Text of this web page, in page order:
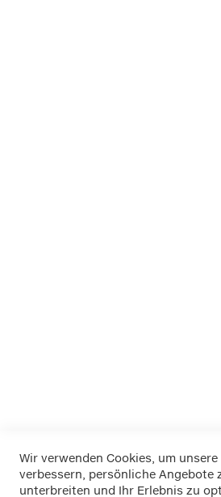
• Anwendung: für Lack,
Wir verwenden Cookies, um unsere
verbessern, persönliche Angebote
unterbreiten und Ihr Erlebnis zu